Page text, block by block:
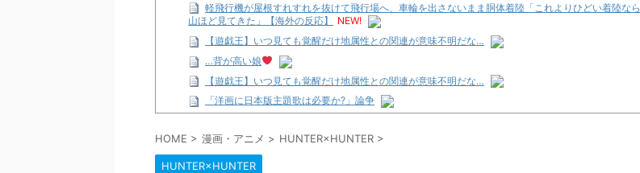
軽飛行機が屋根すれすれを抜けて飛行場へ、車輪を出さないまま胴体着陸「これよりひどい着陸なら
山ほど見てきた」【海外の反応】
NEW!
【遊戯王】いつ見ても覚醒だけ地属性との関連が意味不明だな…
…背が高い娘
【遊戯王】いつ見ても覚醒だけ地属性との関連が意味不明だな…
「洋画に日本版主題歌は必要か?」論争
【R-18】真・女神転生 Road to the Transcendence【二次創作】 第２０話
北原ももさんの挑発!!!
HOME > 漫画・アニメ > HUNTER×HUNTER >
HUNTER×HUNTER